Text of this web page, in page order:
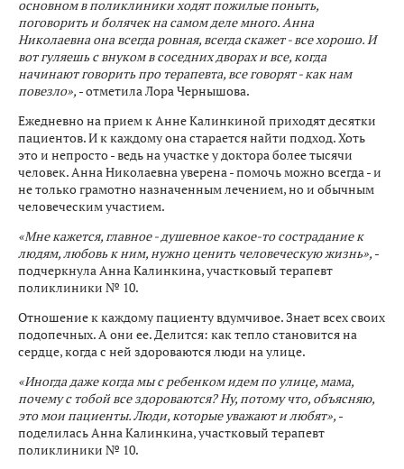
основном в поликлиники ходят пожилые поныть,
поговорить и болячек на самом деле много. Анна
Николаевна она всегда ровная, всегда скажет - все хорошо. И
вот гуляешь с внуком в соседних дворах и все, когда
начинают говорить про терапевта, все говорят - как нам
повезло», - отметила Лора Чернышова.
Ежедневно на прием к Анне Калинкиной приходят десятки
пациентов. И к каждому она старается найти подход. Хоть
это и непросто - ведь на участке у доктора более тысячи
человек. Анна Николаевна уверена - помочь можно всегда - и
не только грамотно назначенным лечением, но и обычным
человеческим участием.
«Мне кажется, главное - душевное какое-то сострадание к
людям, любовь к ним, нужно ценить человеческую жизнь», -
подчеркнула Анна Калинкина, участковый терапевт
поликлиники № 10.
Отношение к каждому пациенту вдумчивое. Знает всех своих
подопечных. А они ее. Делится: как тепло становится на
сердце, когда с ней здороваются люди на улице.
«Иногда даже когда мы с ребенком идем по улице, мама,
почему с тобой все здороваются? Ну, потому что, объясняю,
это мои пациенты. Люди, которые уважают и любят», -
поделилась Анна Калинкина, участковый терапевт
поликлиники № 10.